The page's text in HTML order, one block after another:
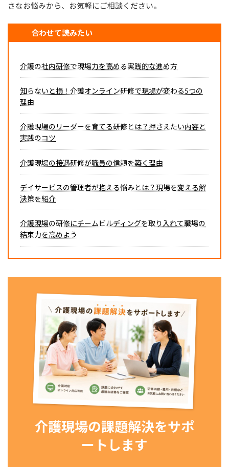
さなお悩みから、お気軽にご相談ください。
合わせて読みたい
介護の社内研修で現場力を高める実践的な進め方
知らないと損！介護オンライン研修で現場が変わる5つの
理由
介護現場のリーダーを育てる研修とは？押さえたい内容と
実践のコツ
介護現場の接遇研修が職員の信頼を築く理由
デイサービスの管理者が抱える悩みとは？現場を変える解
決策を紹介
介護現場の研修にチームビルディングを取り入れて職場の
結束力を高めよう
介護現場の課題解決をサポ
ートします